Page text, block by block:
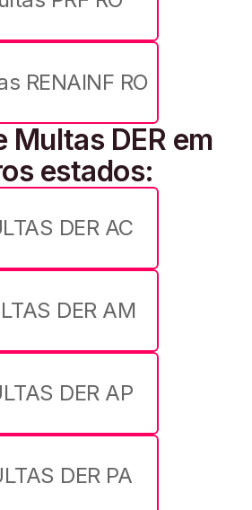
RENAINF RO
Multas DER em
estados:
DER AC
DER AM
DER AP
DER PA